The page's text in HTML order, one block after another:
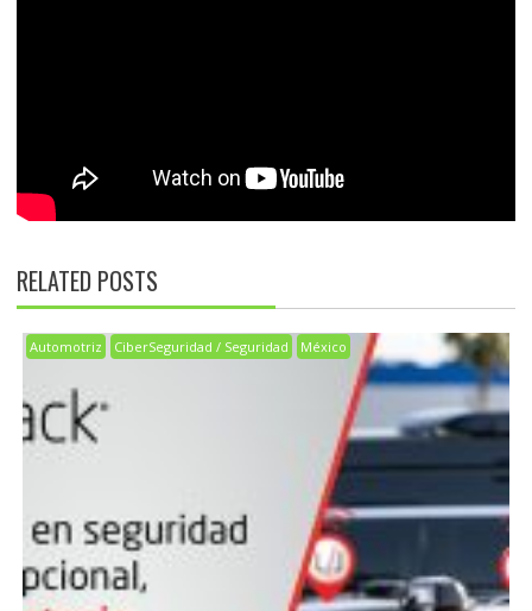
RELATED POSTS
Automotriz CiberSeguridad / Seguridad México